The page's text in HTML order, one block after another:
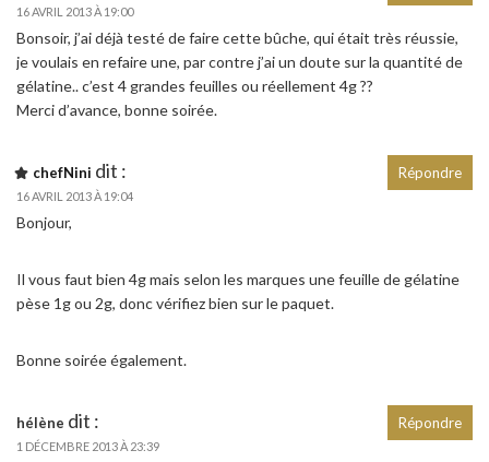
16 AVRIL 2013 À 19:00
Bonsoir, j’ai déjà testé de faire cette bûche, qui était très réussie,
je voulais en refaire une, par contre j’ai un doute sur la quantité de
gélatine.. c’est 4 grandes feuilles ou réellement 4g ??
Merci d’avance, bonne soirée.
chefNini dit :
16 AVRIL 2013 À 19:04
Bonjour,
Il vous faut bien 4g mais selon les marques une feuille de gélatine
pèse 1g ou 2g, donc vérifiez bien sur le paquet.
Bonne soirée également.
Répondre
hélène dit :
1 DÉCEMBRE 2013 À 23:39
Répondre